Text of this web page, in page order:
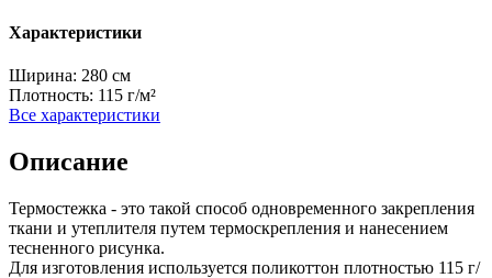
Характеристики
Ширина: 280 см
Плотность: 115 г/м²
Все характеристики
Описание
Термостежка - это такой способ одновременного закрепления
ткани и утеплителя путем термоскрепления и нанесением
тесненного рисунка.
Для изготовления используется поликоттон плотностью 115 г/